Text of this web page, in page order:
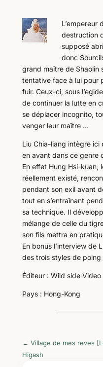
L’empereur
destruction
supposé
donc
grand maître de Shaolin
tentative face à lui pour
fuir. Ceux-ci, sous
de continuer la lutte en
se déplacer incognito,
venger leur maître …
Liu Chia-liang intègre ici
en avant dans ce genre
En effet Hung Hsi-kuan,
réellement existé,
pendant son exil avant
tout en s’entraînant
sa technique. Il
mélange de celle du
son fils mettra en
En bonus l’interview de
des trois styles de poing
Éditeur : Wild side Video
Pays : Hong-Kong
← Village de mes reves
Higash